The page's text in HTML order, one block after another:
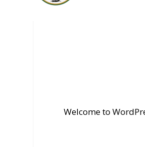
Welcome to